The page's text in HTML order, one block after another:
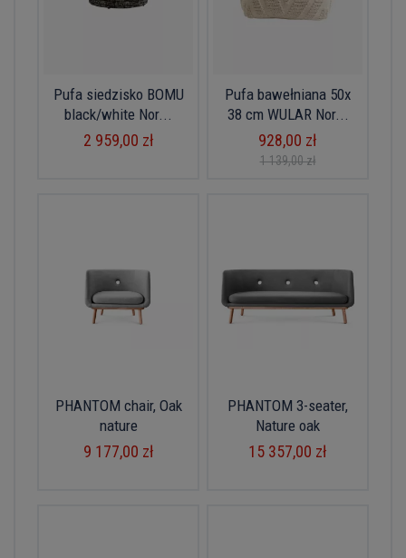
Pufa siedzisko BOMU
black/white Nor...
2 959,00 zł
Pufa bawełniana 50x
38 cm WULAR Nor...
928,00 zł
1 139,00 zł
PHANTOM chair, Oak
nature
9 177,00 zł
PHANTOM 3-seater,
Nature oak
15 357,00 zł